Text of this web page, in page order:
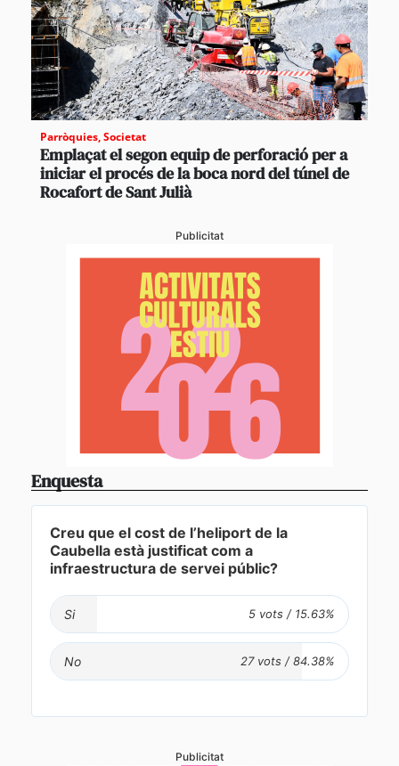
Parròquies,Societat
Emplaçat el segon equip de perforació per a
iniciar el procés de la boca nord del túnel de
Rocafort de Sant Julià
Publicitat
Enquesta
Creu que el cost de l’heliport de la
Caubella està justificat com a
infraestructura de servei públic?
Si
No
Publicitat